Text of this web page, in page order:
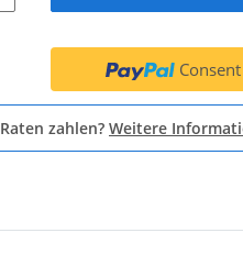
zahlen? Weitere